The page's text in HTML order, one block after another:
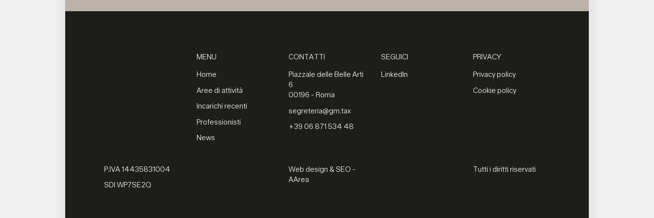
MENU
Home
Aree di attività
Incarichi recenti
Professionisti
News
CONTATTI
Piazzale delle Belle Arti
6
00196 - Roma
segreteria@gm.tax
+39 06 871 534 48
SEGUICI
LinkedIn
PRIVACY
Privacy policy
Cookie policy
P.IVA 14435831004
SDI WP7SE2Q
Web design & SEO -
AArea
Tutti i diritti riservati